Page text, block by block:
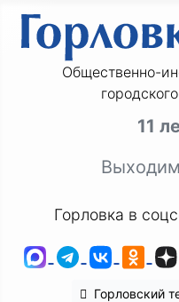
Общественно-
11
Горловка в
MAXTelegram
Горловский